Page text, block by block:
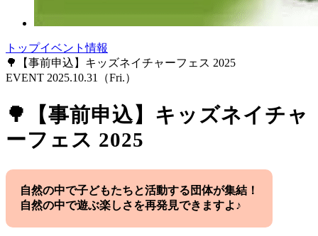
トップイベント情報
🌳【事前申込】キッズネイチャーフェス 2025
EVENT 2025.10.31 （Fri.）
🌳【事前申込】キッズネイチャ
ーフェス 2025
自然の中で子どもたちと活動する団体が集結！
自然の中で遊ぶ楽しさを再発見できますよ♪